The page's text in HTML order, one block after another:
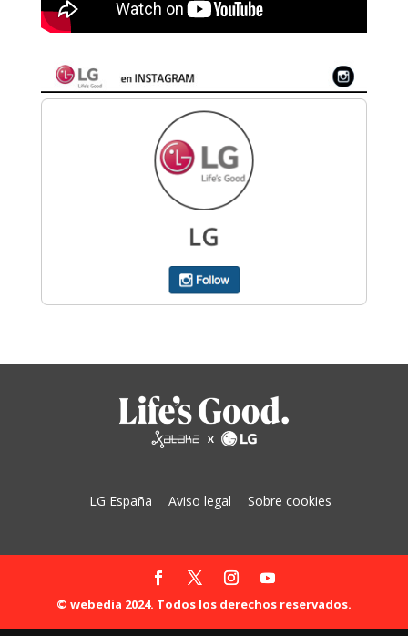
LG España Aviso legal Sobre cookies
© webedia 2024. Todos los derechos reservados.